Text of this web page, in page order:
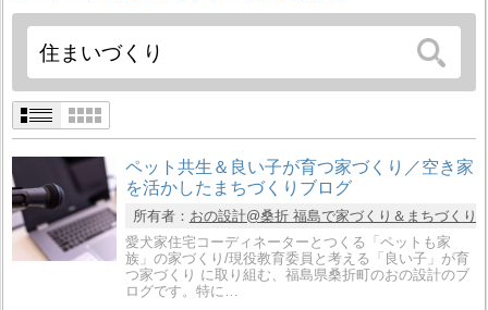
ペット共生＆良い子が育つ家づくり／空き家
を活かしたまちづくりブログ
所有者： おの設計@桑折 福島で家づくり＆まちづくり
愛犬家住宅コーディネーターとつくる「ペットも家
族」の家づくり/現役教育委員と考える「良い子」が育
つ家づくり に取り組む、福島県桑折町のおの設計のブ
ログです。特に…